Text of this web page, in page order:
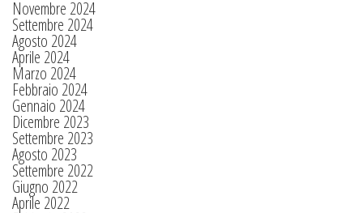
Novembre 2024
Settembre 2024
Agosto 2024
Aprile 2024
Marzo 2024
Febbraio 2024
Gennaio 2024
Dicembre 2023
Settembre 2023
Agosto 2023
Settembre 2022
Giugno 2022
Aprile 2022